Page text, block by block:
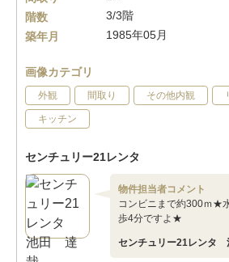
階数
3/3階
築年月
1985年05月
画像カテゴリ
外観 間取り その他内観
キッチン
センチュリー21レンタ
物件担当者コメント
コンビニまで約300ｍ★
歩4分ですよ★
センチュリー21レン